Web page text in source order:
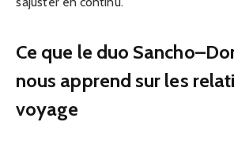
Ce que le duo
nous apprend sur les
voyage